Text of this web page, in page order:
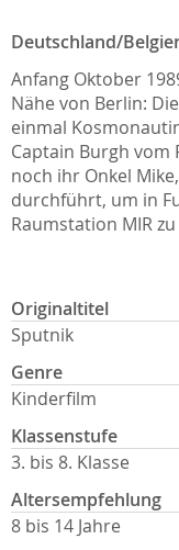
Deutschland/
Anfang Oktober
Nähe von Berlin:
einmal
Captain Burgh
noch ihr Onkel
durchführt, um in
Raumstation MIR
Originaltitel
Sputnik
Genre
Kinderfilm
Klassenstufe
3. bis 8. Klasse
Altersempfehlung
8 bis 14 Jahre